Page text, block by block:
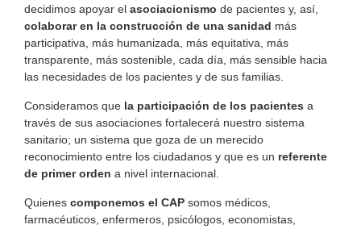
decidimos apoyar el asociacionismo de pacientes y, así,
colaborar en la construcción de una sanidad más
participativa, más humanizada, más equitativa, más
transparente, más sostenible, cada día, más sensible hacia
las necesidades de los pacientes y de sus familias.
Consideramos que la participación de los pacientes a
través de sus asociaciones fortalecerá nuestro sistema
sanitario; un sistema que goza de un merecido
reconocimiento entre los ciudadanos y que es un referente
de primer orden a nivel internacional.
Quienes componemos el CAP somos médicos,
farmacéuticos, enfermeros, psicólogos, economistas,